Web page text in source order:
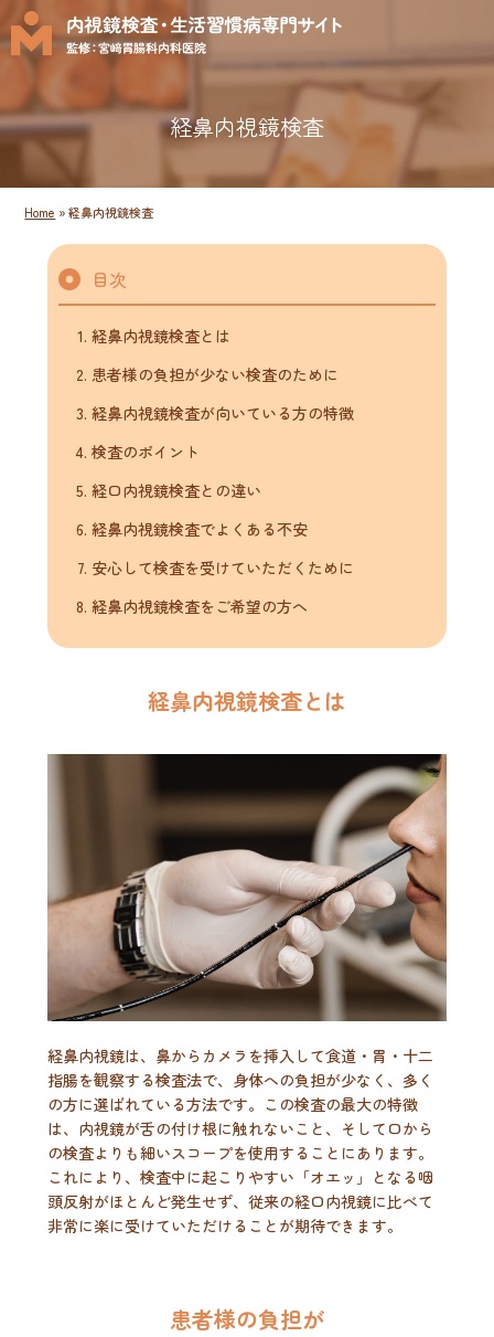
経鼻内視鏡検査
Home »経鼻内視鏡検査
目次
経鼻内視鏡検査とは
患者様の負担が少ない検査のために
経鼻内視鏡検査が向いている方の特徴
検査のポイント
経口内視鏡検査との違い
経鼻内視鏡検査でよくある不安
安心して検査を受けていただくために
経鼻内視鏡検査をご希望の方へ
経鼻内視鏡検査とは
経鼻内視鏡は、鼻からカメラを挿入して食道・胃・十二
指腸を観察する検査法で、身体への負担が少なく、多く
の方に選ばれている方法です。この検査の最大の特徴
は、内視鏡が舌の付け根に触れないこと、そして口から
の検査よりも細いスコープを使用することにあります。
これにより、検査中に起こりやすい「オエッ」となる咽
頭反射がほとんど発生せず、従来の経口内視鏡に比べて
非常に楽に受けていただけることが期待できます。
患者様の負担が